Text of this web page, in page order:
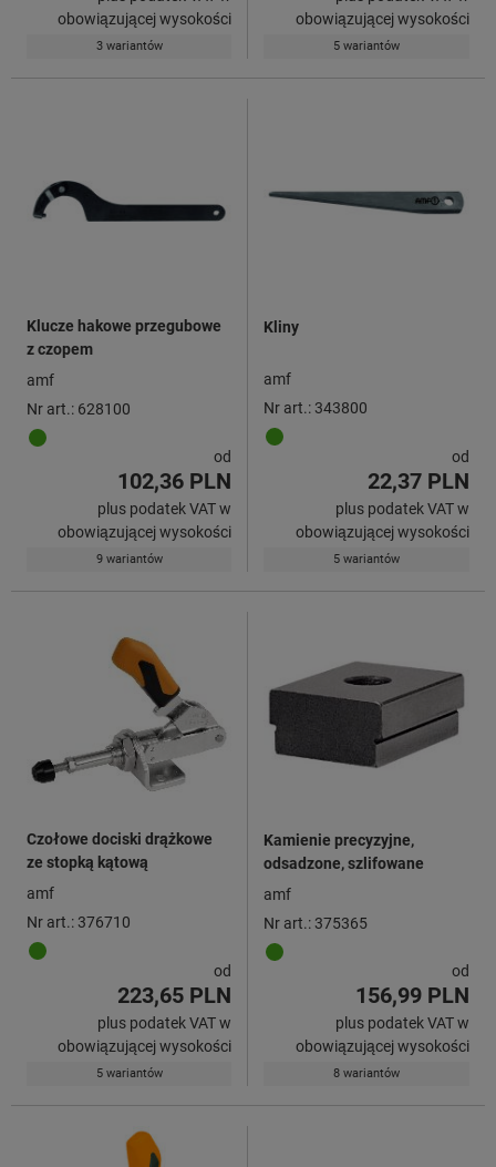
obowiązującej wysokości
3 wariantów
obowiązującej wysokości
5 wariantów
Klucze hakowe przegubowe
z czopem
amf
Nr art.: 628100
od
102,36 PLN
plus podatek VAT w
obowiązującej wysokości
9 wariantów
Kliny
amf
Nr art.: 343800
od
22,37 PLN
plus podatek VAT w
obowiązującej wysokości
5 wariantów
Czołowe dociski drążkowe
ze stopką kątową
amf
Nr art.: 376710
od
223,65 PLN
plus podatek VAT w
obowiązującej wysokości
5 wariantów
Kamienie precyzyjne,
odsadzone, szlifowane
amf
Nr art.: 375365
od
156,99 PLN
plus podatek VAT w
obowiązującej wysokości
8 wariantów